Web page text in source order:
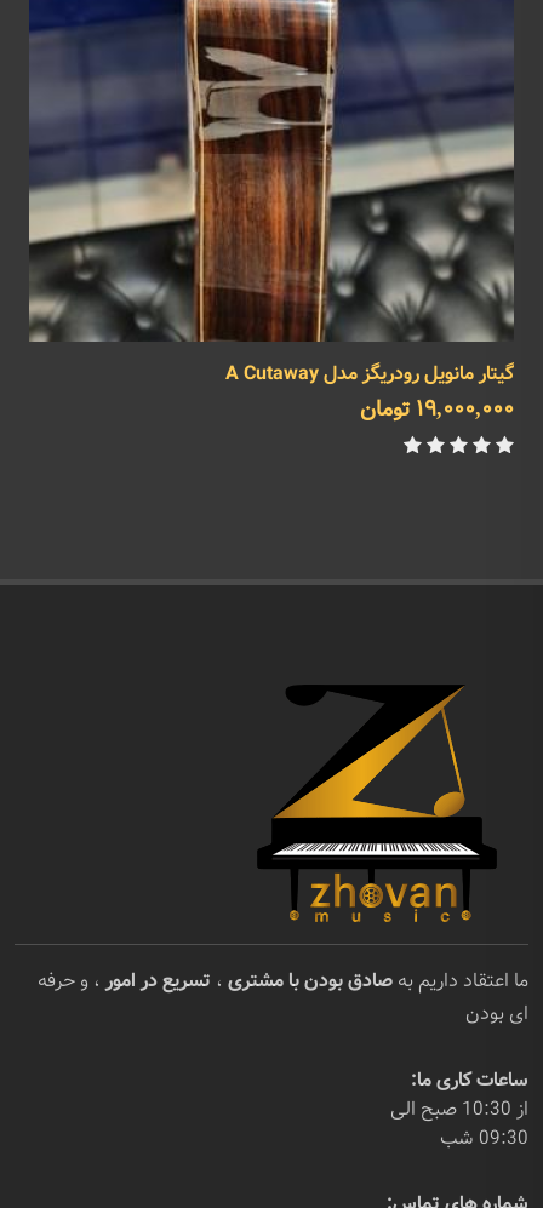
گیتار مانویل رودریگز مدل A Cutaway
19,000,000 تومان
ما اعتقاد داریم به صادق بودن با مشتری ، تسریع در امور ، و حرفه
ای بودن
ساعات کاری ما:
از 10:30 صبح الی
09:30 شب